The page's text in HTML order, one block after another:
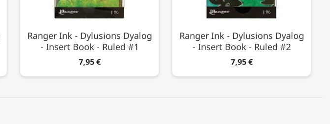
Ranger Ink - Dylusions Dyalog
- Insert Book - Ruled #1
7,95 €
Ranger Ink - Dylusions Dyalog
- Insert Book - Ruled #2
7,95 €